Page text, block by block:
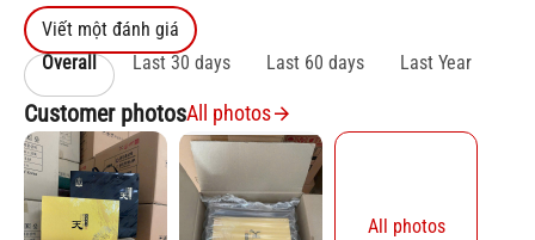
Viết một đánh giá
Overall
Last 30 days Last 60 days Last Year
Customer photosAll photos
All photos